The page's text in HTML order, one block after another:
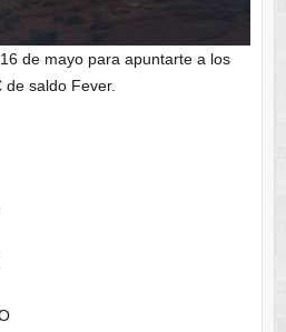
de mayo para apuntarte a los
saldo Fever.